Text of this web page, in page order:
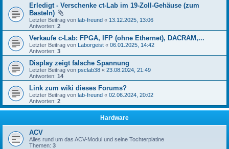
Erledigt - Verschenke ct-Lab im 19-Zoll-Gehäuse (zum
Basteln)
Letzter Beitrag von lab-freund « 13.12.2025, 13:06
Antworten: 2
Verkaufe c-Lab: FPGA, IFP (ohne Ethernet), DACRAM,...
Letzter Beitrag von Laborgeist « 06.01.2025, 14:42
Antworten: 3
Display zeigt falsche Spannung
Letzter Beitrag von psclab38 « 23.08.2024, 21:49
Antworten: 14
Link zum wiki dieses Forums?
Letzter Beitrag von lab-freund « 02.06.2024, 20:02
Antworten: 2
Hardware
ACV
Alles rund um das ACV-Modul und seine Tochterplatine
Themen: 3